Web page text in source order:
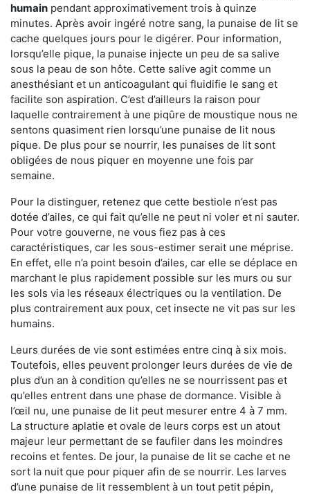
humain pendant approximativement trois à quinze
minutes. Après avoir ingéré notre sang, la punaise de lit se
cache quelques jours pour le digérer. Pour information,
lorsqu’elle pique, la punaise injecte un peu de sa salive
sous la peau de son hôte. Cette salive agit comme un
anesthésiant et un anticoagulant qui fluidifie le sang et
facilite son aspiration. C’est d’ailleurs la raison pour
laquelle contrairement à une piqûre de moustique nous ne
sentons quasiment rien lorsqu’une punaise de lit nous
pique. De plus pour se nourrir, les punaises de lit sont
obligées de nous piquer en moyenne une fois par
semaine.
Pour la distinguer, retenez que cette bestiole n’est pas
dotée d’ailes, ce qui fait qu’elle ne peut ni voler et ni sauter.
Pour votre gouverne, ne vous fiez pas à ces
caractéristiques, car les sous-estimer serait une méprise.
En effet, elle n’a point besoin d’ailes, car elle se déplace en
marchant le plus rapidement possible sur les murs ou sur
les sols via les réseaux électriques ou la ventilation. De
plus contrairement aux poux, cet insecte ne vit pas sur les
humains.
Leurs durées de vie sont estimées entre cinq à six mois.
Toutefois, elles peuvent prolonger leurs durées de vie de
plus d’un an à condition qu’elles ne se nourrissent pas et
qu’elles entrent dans une phase de dormance. Visible à
l’œil nu, une punaise de lit peut mesurer entre 4 à 7 mm.
La structure aplatie et ovale de leurs corps est un atout
majeur leur permettant de se faufiler dans les moindres
recoins et fentes. De jour, la punaise de lit se cache et ne
sort la nuit que pour piquer afin de se nourrir. Les larves
d’une punaise de lit ressemblent à un tout petit pépin,